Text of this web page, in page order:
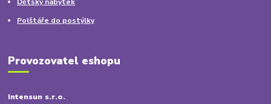
Polštáře do postýlky
Provozovatel eshopu
Intensun s.r.o.